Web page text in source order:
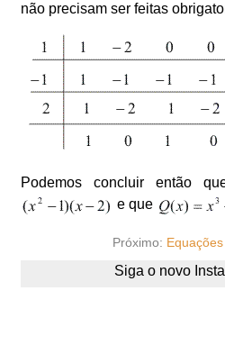
não precisam ser feitas
Podemos concluir então
e que
Próximo:
Siga o novo